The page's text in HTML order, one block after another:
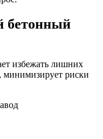
бетонный
избежать лишних
минимизирует риски